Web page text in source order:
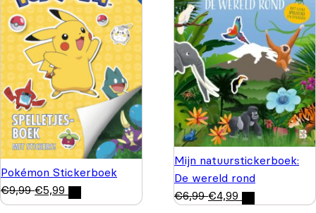
Pokémon Stickerboek
€9,99 €5,99
Mijn natuurstickerboek:
De wereld rond
€6,99 €4,99